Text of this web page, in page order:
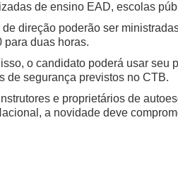
de ensino EAD, escolas
direção poderão ser
para duas horas.
o candidato poderá usar seu
de segurança previstos no CTB.
e proprietários de
a novidade deve